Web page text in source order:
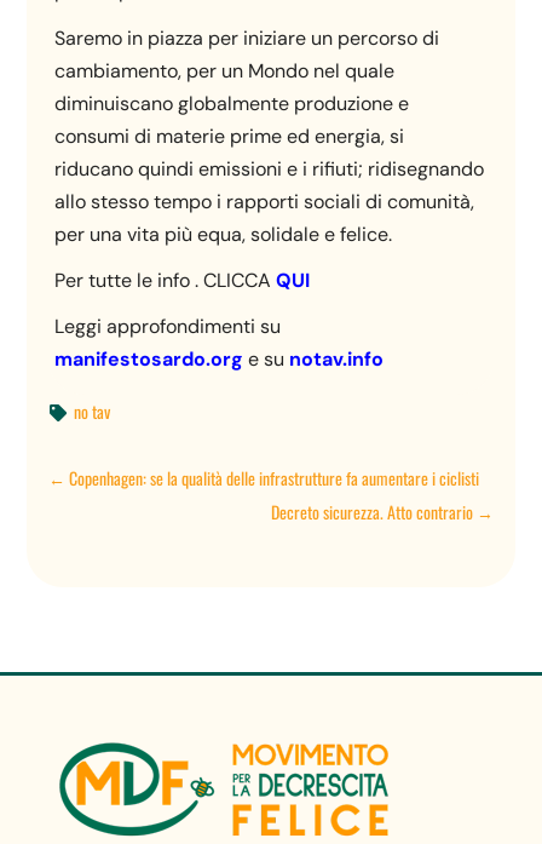
Saremo in piazza per iniziare un percorso di
cambiamento, per un Mondo nel quale
diminuiscano globalmente produzione e
consumi di materie prime ed energia, si
riducano quindi emissioni e i rifiuti; ridisegnando
allo stesso tempo i rapporti sociali di comunità,
per una vita più equa, solidale e felice.
Per tutte le info . CLICCAQUI
Leggi approfondimenti su
manifestosardo.org e su notav.info
 no tav
←Copenhagen: se la qualità delle infrastrutture fa aumentare i ciclisti
Decreto sicurezza. Atto contrario→